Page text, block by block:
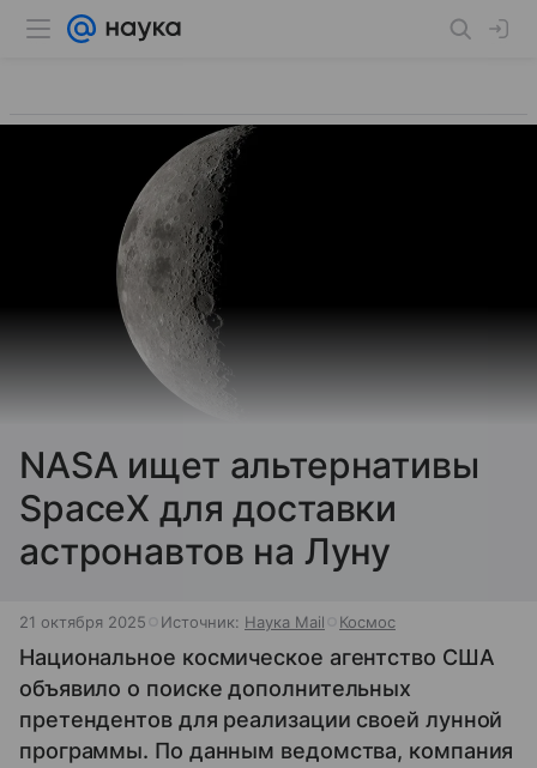
NASA ищет альтернативы
SpaceX для доставки
астронавтов на Луну
21 октября 2025 Источник: Наука Mail Космос
Национальное космическое агентство США
объявило о поиске дополнительных
претендентов для реализации своей лунной
программы. По данным ведомства, компания